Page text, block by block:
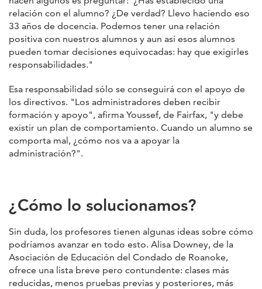
relación con el alumno? ¿De verdad? Llevo haciendo eso
33 años de docencia. Podemos tener una relación
positiva con nuestros alumnos y aun así esos alumnos
pueden tomar decisiones equivocadas: hay que exigirles
responsabilidades."
Esa responsabilidad sólo se conseguirá con el apoyo de
los directivos. "Los administradores deben recibir
formación y apoyo", afirma Youssef, de Fairfax, "y debe
existir un plan de comportamiento. Cuando un alumno se
comporta mal, ¿cómo nos va a apoyar la
administración?".
¿Cómo lo solucionamos?
Sin duda, los profesores tienen algunas ideas sobre cómo
podríamos avanzar en todo esto. Alisa Downey, de la
Asociación de Educación del Condado de Roanoke,
ofrece una lista breve pero contundente: clases más
reducidas, menos pruebas previas y posteriores, más